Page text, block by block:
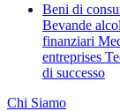
Beni di
Bevande
finanziari
entreprises
di successo
Chi Siamo